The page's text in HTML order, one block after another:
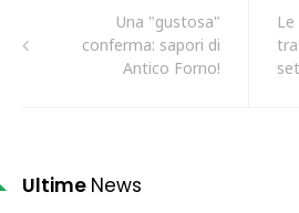
Una "gustosa"
conferma: sapori di
Antico Forno!
Ultime News